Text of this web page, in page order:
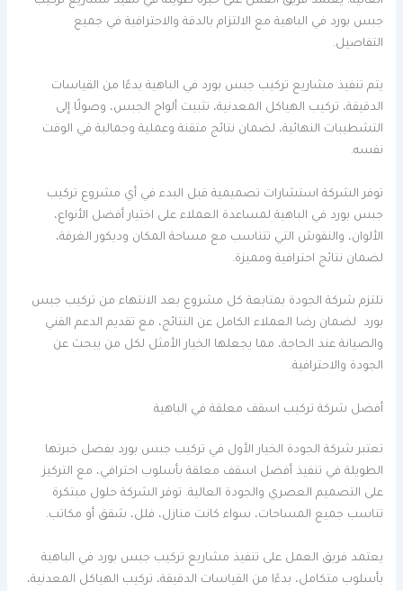
جبس بورد في الباهية مع الالتزام بالدقة والاحترافية في جميع
التفاصيل.
يتم تنفيذ مشاريع تركيب جبس بورد في الباهية بدءًا من القياسات
الدقيقة، تركيب الهياكل المعدنية، تثبيت ألواح الجبس، وصولًا إلى
التشطيبات النهائية، لضمان نتائج متقنة وعملية وجمالية في الوقت
نفسه.
توفر الشركة استشارات تصميمية قبل البدء في أي مشروع تركيب
جبس بورد في الباهية لمساعدة العملاء على اختيار أفضل الأنواع،
الألوان، والنقوش التي تتناسب مع مساحة المكان وديكور الغرفة،
لضمان نتائج احترافية ومميزة.
تلتزم شركة الجودة بمتابعة كل مشروع بعد الانتهاء من تركيب جبس
بورد لضمان رضا العملاء الكامل عن النتائج، مع تقديم الدعم الفني
والصيانة عند الحاجة، مما يجعلها الخيار الأمثل لكل من يبحث عن
الجودة والاحترافية.
أفضل شركة تركيب اسقف معلقة في الباهية
تعتبر شركة الجودة الخيار الأول في تركيب جبس بورد بفضل خبرتها
الطويلة في تنفيذ أفضل اسقف معلقة بأسلوب احترافي، مع التركيز
على التصميم العصري والجودة العالية. توفر الشركة حلول مبتكرة
تناسب جميع المساحات، سواء كانت منازل، فلل، شقق أو مكاتب.
يعتمد فريق العمل على تنفيذ مشاريع تركيب جبس بورد في الباهية
بأسلوب متكامل، بدءًا من القياسات الدقيقة، تركيب الهياكل المعدنية،